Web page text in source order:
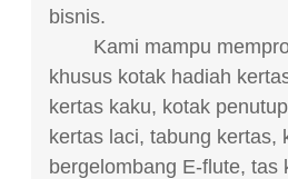
bisnis.
Kami mampu
khusus kotak hadiah
kertas kaku, kotak
kertas laci, tabung kertas,
bergelombang E-flute, tas